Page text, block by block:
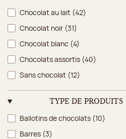
Type de chocolat
Chocolat au lait (42)
Chocolat noir (31)
Chocolat blanc (4)
Chocolats assortis (40)
Sans chocolat (12)
TYPE DE PRODUITS
Type de produits
Ballotins de chocolats (10)
Barres (3)